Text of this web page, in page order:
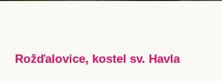
Rožďalovice, kostel sv. Havla